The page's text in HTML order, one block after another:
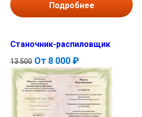
Подробнее
Станочник-распиловщик
13 500 От 8 000 ₽